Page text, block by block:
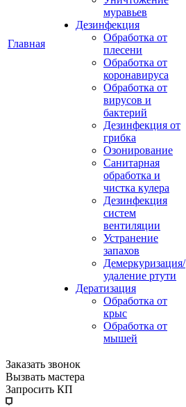
Главная
муравьев
Дезинфекция
Обработка от
плесени
Обработка от
коронавируса
Обработка от
вирусов и
бактерий
Дезинфекция от
грибка
Озонирование
Санитарная
обработка и
чистка кулера
Дезинфекция
систем
вентиляции
Устранение
запахов
Демеркуризация/
удаление ртути
Дератизация
Обработка от
крыс
Обработка от
мышей
Заказать звонок
Вызвать мастера
Запросить КП